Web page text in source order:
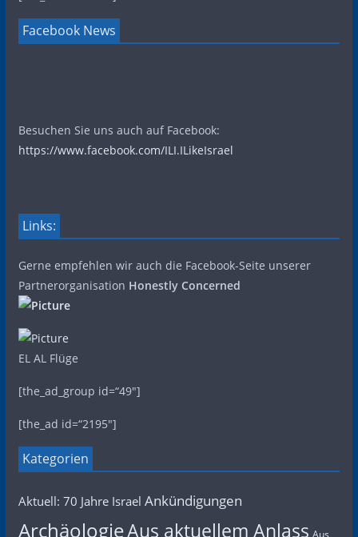
Facebook News
Besuchen Sie uns auch auf Facebook:
https://www.facebook.com/ILI.ILikeIsrael
Links:
Gerne empfehlen wir auch die Facebook-Seite unserer
Partnerorganisation Honestly Concerned
EL AL Flüge
[the_ad_group id=“49″]
[the_ad id=“2195″]
Kategorien
Aktuell: 70 Jahre Israel Ankündigungen
ArchäologieAus aktuellem Anlass Aus